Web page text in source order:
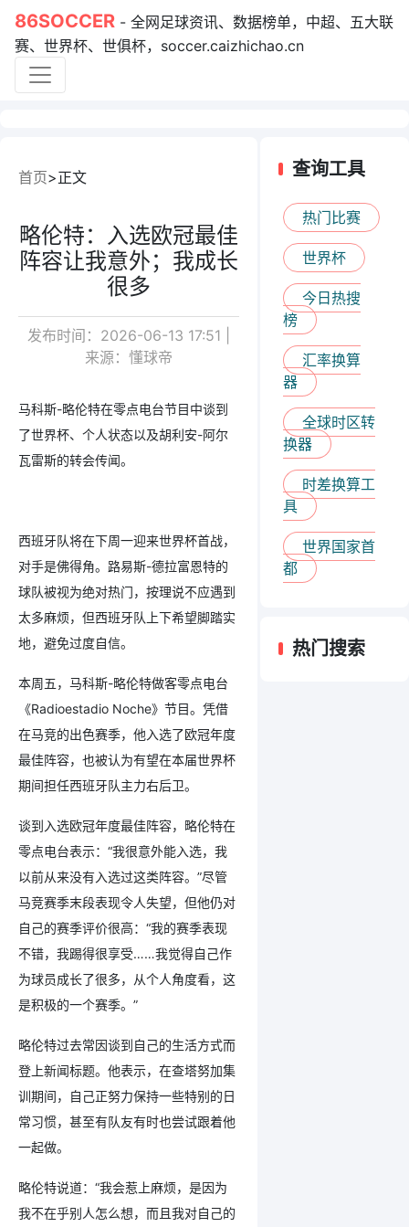
86SOCCER - 全网足球资讯、数据榜单，中超、五大联
赛、世界杯、世俱杯，soccer.caizhichao.cn
首页 正文
略伦特：入选欧冠最佳
阵容让我意外；我成长
很多
发布时间：2026-06-13 17:51 |
来源：懂球帝
马科斯-略伦特在零点电台节目中谈到
了世界杯、个人状态以及胡利安-阿尔
瓦雷斯的转会传闻。
西班牙队将在下周一迎来世界杯首战，
对手是佛得角。路易斯-德拉富恩特的
球队被视为绝对热门，按理说不应遇到
太多麻烦，但西班牙队上下希望脚踏实
地，避免过度自信。
本周五，马科斯-略伦特做客零点电台
《Radioestadio Noche》节目。凭借
在马竞的出色赛季，他入选了欧冠年度
最佳阵容，也被认为有望在本届世界杯
期间担任西班牙队主力右后卫。
谈到入选欧冠年度最佳阵容，略伦特在
零点电台表示：“我很意外能入选，我
以前从来没有入选过这类阵容。”尽管
马竞赛季末段表现令人失望，但他仍对
自己的赛季评价很高：“我的赛季表现
不错，我踢得很享受……我觉得自己作
为球员成长了很多，从个人角度看，这
是积极的一个赛季。”
略伦特过去常因谈到自己的生活方式而
登上新闻标题。他表示，在查塔努加集
训期间，自己正努力保持一些特别的日
常习惯，甚至有队友有时也尝试跟着他
一起做。
略伦特说道：“我会惹上麻烦，是因为
我不在乎别人怎么想，而且我对自己的
查询工具
热门比赛
世界杯
今日热搜
榜
汇率换算
器
全球时区转
换器
时差换算工
具
世界国家首
都
热门搜索